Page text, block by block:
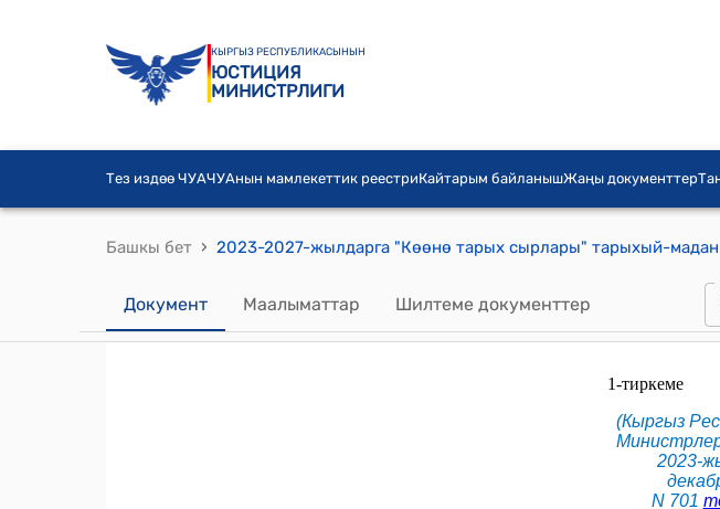
КЫРГЫЗ РЕСПУБЛИКАСЫНЫН
ЮСТИЦИЯ
МИНИСТРЛИГИ
Тез издөө ЧУАЧУАнын мамлекеттик реестриКайтарым байланышЖаңы документтер
Башкы бет ›
Документ Маалыматтар Шилтеме документтер